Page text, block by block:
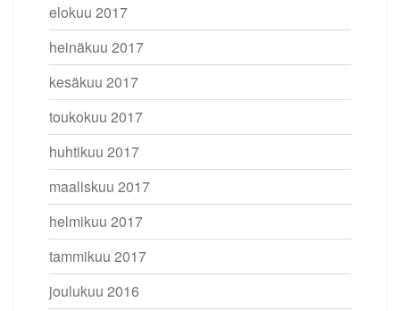
elokuu 2017
heinäkuu 2017
kesäkuu 2017
toukokuu 2017
huhtikuu 2017
maaliskuu 2017
helmikuu 2017
tammikuu 2017
joulukuu 2016